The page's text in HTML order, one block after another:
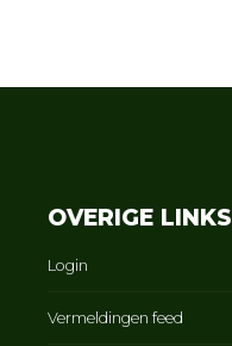
OVERIGE LINKS
Login
Vermeldingen feed